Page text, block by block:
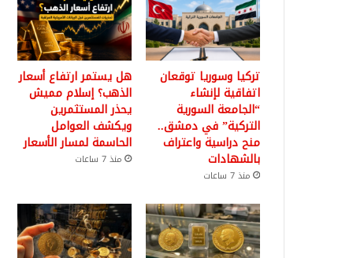
تركيا وسوريا توقعان
اتفاقية لإنشاء
“الجامعة السورية
التركية” في دمشق..
منح دراسية واعتراف
بالشهادات
منذ 7 ساعات
هل يستمر ارتفاع أسعار
الذهب؟ إسلام مميش
يحذر المستثمرين
ويكشف العوامل
الحاسمة لمسار الأسعار
منذ 7 ساعات